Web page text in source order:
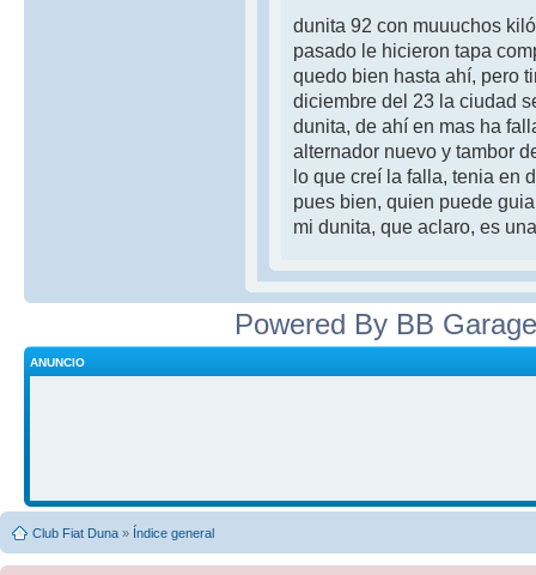
dunita 92 con muuuchos
pasado le hicieron tapa
quedo bien hasta ahí, pero
diciembre del 23 la ciudad
dunita, de ahí en mas ha
alternador nuevo y tambor
lo que creí la falla, tenia en
pues bien, quien puede
mi dunita, que aclaro, es
Powered By BB
ANUNCIO
Club Fiat Duna » Índice general